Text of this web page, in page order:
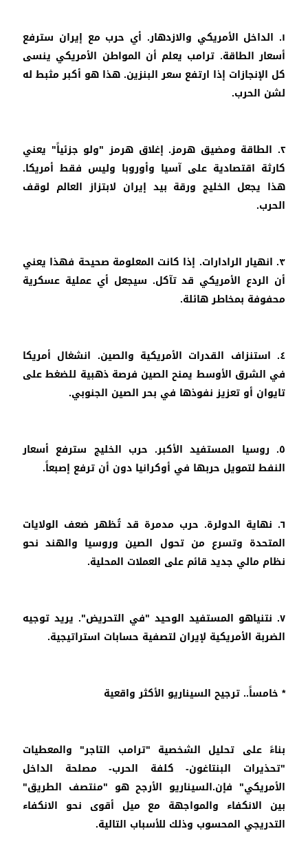
١. الداخل الأمريكي والازدهار. أي حرب مع إيران سترفع
أسعار الطاقة. ترامب يعلم أن المواطن الأمريكي ينسى
كل الإنجازات إذا ارتفع سعر البنزين. هذا هو أكبر مثبط له
لشن الحرب.
٢. الطاقة ومضيق هرمز. إغلاق هرمز "ولو جزئياً" يعني
كارثة اقتصادية على آسيا وأوروبا وليس فقط أمريكا.
هذا يجعل الخليج ورقة بيد إيران لابتزاز العالم لوقف
الحرب.
٣. انهيار الرادارات. إذا كانت المعلومة صحيحة فهذا يعني
أن الردع الأمريكي قد تآكل. سيجعل أي عملية عسكرية
محفوفة بمخاطر هائلة.
٤. استنزاف القدرات الأمريكية والصين. انشغال أمريكا
في الشرق الأوسط يمنح الصين فرصة ذهبية للضغط على
تايوان أو تعزيز نفوذها في بحر الصين الجنوبي.
٥. روسيا المستفيد الأكبر. حرب الخليج سترفع أسعار
النفط لتمويل حربها في أوكرانيا دون أن ترفع إصبعاً.
٦. نهاية الدولرة. حرب مدمرة قد تُظهر ضعف الولايات
المتحدة وتسرع من تحول الصين وروسيا والهند نحو
نظام مالي جديد قائم على العملات المحلية.
٧. نتنياهو المستفيد الوحيد "في التحريض". يريد توجيه
الضربة الأمريكية لإيران لتصفية حسابات استراتيجية.
* خامساً.. ترجيح السيناريو الأكثر واقعية
بناءً على تحليل الشخصية "ترامب التاجر" والمعطيات
"تحذيرات البنتاغون- كلفة الحرب- مصلحة الداخل
الأمريكي" فإن.السيناريو الأرجح هو "منتصف الطريق"
بين الانكفاء والمواجهة مع ميل أقوى نحو الانكفاء
التدريجي المحسوب وذلك للأسباب التالية.